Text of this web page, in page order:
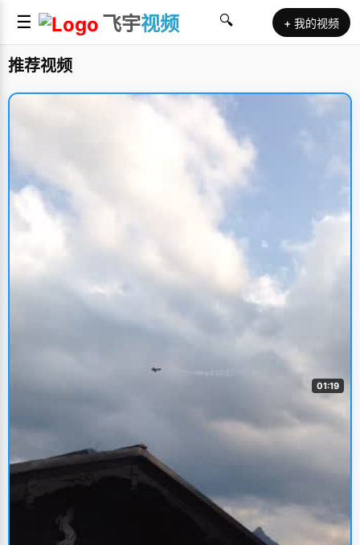
☰ 飞宇视频 🔍 + 我的视频
推荐视频
01:19
奥地利圣沃夫冈固定翼飞机飞行表演
编导：卢颖
UP主: 卢颖
• 2020/7/16